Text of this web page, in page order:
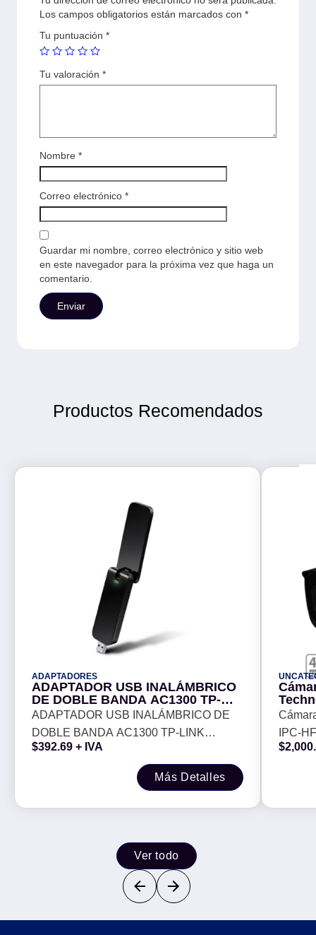
Los campos obligatorios están marcados con *
Tu puntuación *
Tu valoración *
Nombre *
Correo electrónico *
Guardar mi nombre, correo electrónico y sitio web
en este navegador para la próxima vez que haga un
comentario.
Productos Recomendados
ADAPTADORES
ADAPTADOR USB INALÁMBRICO
DE DOBLE BANDA AC1300 TP-
LINK ARCHER T4U MU-MIMO WIFI
-
ADAPTADOR USB INALÁMBRICO DE
DOBLE BANDA AC1300 TP-LINK
ARCHER T4U MU-MIMO WIFI -
$392.69 + IVA
Más Detalles
ZS-
IPC-
$
Ver todo